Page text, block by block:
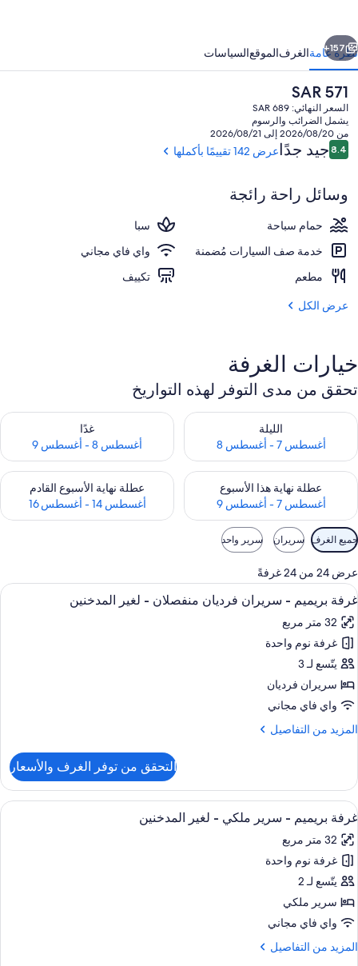
فنادق
إنتركونتيننتال
بار مشروبات وساندويتشات
التالي
157+
نظرة عامةالغرفالموقعالسياسات
السعر
الحالي
هو
SAR
571
SAR 571
السعر النهائي: SAR 689
يشمل الضرائب والرسوم
من 2026/08/20 إلى 2026/08/21
التقييمات
8.48.4 من 10جيد جدًاعرض 142 تقييمًا بأكملها
وسائل راحة رائجة
حمام سباحة
سبا
خدمة صف السيارات مُضمنة
واي فاي مجاني
مطعم
تكييف
عرض الكل
خيارات الغرفة
تحقق من مدى التوفر لهذه التواريخ
الليلة
أغسطس 7 - أغسطس 8
تحقق من مدى التوفر لليلة للفترة أغسطس 7 - أغسطس 8
غدًا
أغسطس 8 - أغسطس 9
تحقق من مدى التوفر لغد للفترة أغسطس
عطلة نهاية هذا الأسبوع
أغسطس 7 - أغسطس 9
تحقق من مدى التوفر لعطلة نهاية هذا الأسبوع للفترة أغسطس 7 - أغسطس 9
عطلة نهاية الأسبوع القادم
أغسطس 14 - أغسطس 16
تحقق من مدى التوفر لعطلة نهاية
عوامل
التصفية
المتاحة
للغرف
جميع الغرف سريران سرير واحد
عرض 24 من 24 غرفةً
استعراض
جميع
صور
غرفة
بريميم
-
سريران
فرديان
منفصلان
المدخنين
وحدات دش مع أحواض استحمام،
13
غرفة بريميم - سريران فرديان منفصلان - لغير المدخنين
32 متر مربع
غرفة نوم واحدة
يتّسع لـ 3
سريران فرديان
واي فاي مجاني
المزيد من التفاصيل
المزيد
غرفة
بريميم
-
سريران
فرديان
منفصلان
لغير
المدخنين
التحقق من توفر الغرف والأسعار
استعراض
جميع
صور
غرفة
بريميم
-
سرير
ملكي
-
10
غرفة بريميم - سرير ملكي - لغير المدخنين
32 متر مربع
غرفة نوم واحدة
يتّسع لـ 2
سرير ملكي
واي فاي مجاني
المزيد من التفاصيل
المزيد